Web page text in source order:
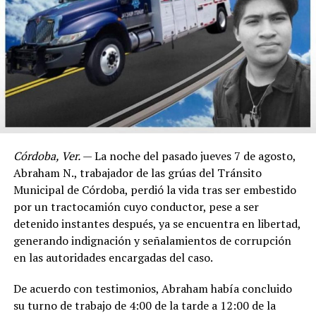
Córdoba, Ver.— La noche del pasado jueves 7 de agosto,
Abraham N., trabajador de las grúas del Tránsito
Municipal de Córdoba, perdió la vida tras ser embestido
por un tractocamión cuyo conductor, pese a ser
detenido instantes después, ya se encuentra en libertad,
generando indignación y señalamientos de corrupción
en las autoridades encargadas del caso.
De acuerdo con testimonios, Abraham había concluido
su turno de trabajo de 4:00 de la tarde a 12:00 de la